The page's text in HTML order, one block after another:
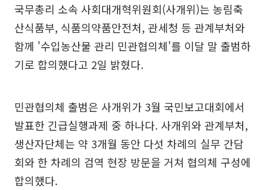
국무총리 소속 사회대개혁위원회(사개위)는 농림축
산식품부, 식품의약품안전처, 관세청 등 관계부처와
함께 '수입농산물 관리 민관협의체'를 이달 말 출범하
기로 합의했다고 2일 밝혔다.
민관협의체 출범은 사개위가 3월 국민보고대회에서
발표한 긴급실행과제 중 하나다. 사개위와 관계부처,
생산자단체는 약 3개월 동안 다섯 차례의 실무 간담
회와 한 차례의 검역 현장 방문을 거쳐 협의체 구성에
합의했다.